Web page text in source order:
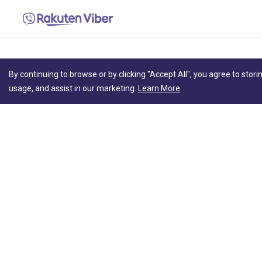
By continuing to browse or by clicking "Accept All", you agree to
usage, and assist in our marketing.
Learn More